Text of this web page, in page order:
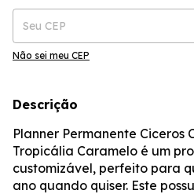
Não sei meu CEP
Descrição
Planner Permanente Ciceros
Tropicália Caramelo é um
customizável, perfeito para
ano quando quiser. Este